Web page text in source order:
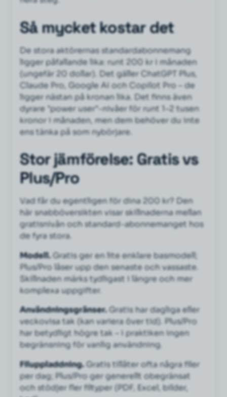
Så mycket kostar det
De stora aktörernas standardabonnemang
ligger påfallande lika: runt 200 kr i månaden
(ungefär 20 dollar). Det gäller ChatGPT Plus,
Claude Pro, Google AI och Copilot Pro – de
ligger nästan på kronan lika. Det finns även
dyrare "power user"-nivåer för runt 1–2 tusen
kronor i månaden, men dem behöver du inte
ens tänka på som nybörjare.
Stor jämförelse: Gratis vs
Plus/Pro
Vad får du egentligen för dina 200 kr? Den
här snabböversikten visar skillnaderna mellan
gratisnivån och standard-abonnemanget hos
de fyra stora.
Modell.Gratis ger en lite enklare basmodell;
Plus/Pro låser upp den senaste och vassaste.
Skillnaden märks tydligast i längre och mer
komplexa uppgifter.
Användningsgränser.Gratis har dagliga eller
veckovisa tak (kan variera över tid). Plus/Pro
har betydligt högre tak – i praktiken ingen
begränsning för vanlig användning.
Filuppladdning.Gratis tillåter ofta några filer
per dag; Plus/Pro ger generellt obegränsat
och stödjer fler filtyper (PDF, Excel, bilder,